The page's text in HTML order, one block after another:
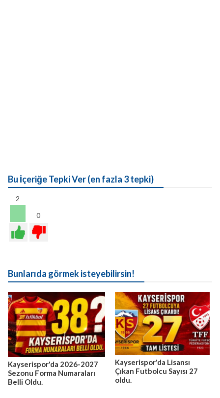
Bu İçeriğe Tepki Ver (en fazla 3 tepki)
2
0
Bunlarıda görmek isteyebilirsin!
Kayserispor'da 2026-2027
Sezonu Forma Numaraları
Belli Oldu.
Kayserispor'da Lisansı
Çıkan Futbolcu Sayısı 27
oldu.